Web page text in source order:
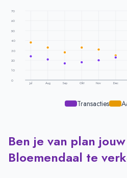
70
60
50
40
30
20
10
0
Jul Aug Sep Okt Nov Dec
Transacties
Transacties en aanmeldingen per
Maand
Transacties
Juli
24
Ben je van plan
Bloemendaal te